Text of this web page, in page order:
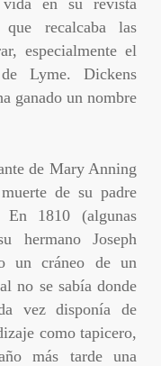
recalcaba las
especialmente el
Lyme. Dickens
ganado un nombre
de Mary Anning
de su padre
1810 (algunas
hermano Joseph
un cráneo de un
no se sabía donde
vez disponía de
como tapicero,
más tarde una